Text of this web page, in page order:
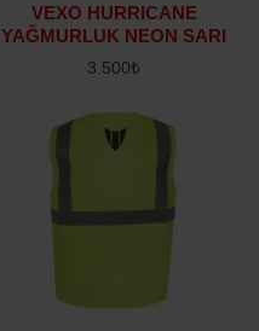
VEXO HURRICANE
YAĞMURLUK NEON SARI
3.500₺